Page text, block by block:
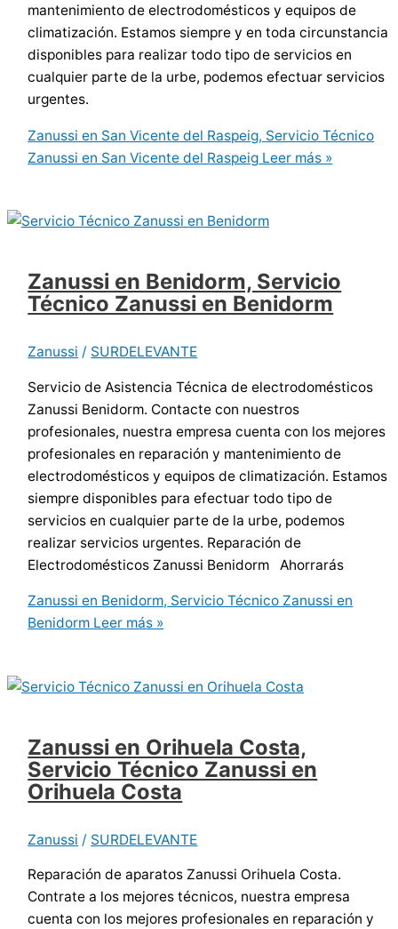
mantenimiento de electrodomésticos y equipos de
climatización. Estamos siempre y en toda circunstancia
disponibles para realizar todo tipo de servicios en
cualquier parte de la urbe, podemos efectuar servicios
urgentes.
Zanussi en San Vicente del Raspeig, Servicio Técnico
Zanussi en San Vicente del Raspeig Leer más »
Zanussi en Benidorm, Servicio
Técnico Zanussi en Benidorm
Zanussi / SURDELEVANTE
Servicio de Asistencia Técnica de electrodomésticos
Zanussi Benidorm. Contacte con nuestros
profesionales, nuestra empresa cuenta con los mejores
profesionales en reparación y mantenimiento de
electrodomésticos y equipos de climatización. Estamos
siempre disponibles para efectuar todo tipo de
servicios en cualquier parte de la urbe, podemos
realizar servicios urgentes. Reparación de
Electrodomésticos Zanussi Benidorm Ahorrarás
Zanussi en Benidorm, Servicio Técnico Zanussi en
Benidorm Leer más »
Zanussi en Orihuela Costa,
Servicio Técnico Zanussi en
Orihuela Costa
Zanussi / SURDELEVANTE
Reparación de aparatos Zanussi Orihuela Costa.
Contrate a los mejores técnicos, nuestra empresa
cuenta con los mejores profesionales en reparación y